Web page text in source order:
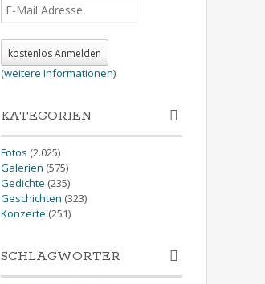
(weitere Informationen)
KATEGORIEN
Fotos (2.025)
Galerien (575)
Gedichte (235)
Geschichten (323)
Konzerte (251)
SCHLAGWÖRTER